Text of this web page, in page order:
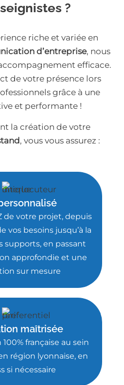
?
riche et variée en
d’entreprise, nous
efficace.
de votre présence lors
grâce à une
et performante !
la création de votre
, vous vous assurez :
de votre projet, depuis
vos besoins jusqu’à la
supports, en passant
approfondie et une
sur mesure
maîtrisée
française au sein
région lyonnaise, en
si nécessaire